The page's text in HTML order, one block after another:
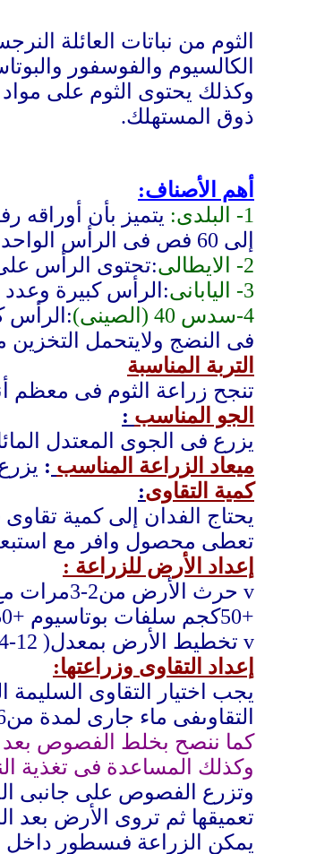
الثوم من نباتات العائلة
الكالسيوم والفوسفور
وكذلك يحتوى الثوم على
ذوق المستهلك.
أهم الأصناف:
1-
البلدى: يتميز بأن
إلى 60 فص فى الرأس الواحدة وهو مبكر فى النضج.
2-
الايطالى:تحتوى الرأس
3-
اليابانى:الرأس كبيرة
4-سدس 40 (
الصينى):الرأس
فى النضج ولايتحمل التخزين
التربة المناسبة
تنجح زراعة الثوم فى معظم
الجو المناسب :
يزرع فى الجوى المعتدل
ميعاد الزراعة المناسب :
كمية التقاوى:
يحتاج الفدان إلى كمية تقاوى قدرهامن300-350كجم من رؤوس الثوم ويجب أن يتم
تعطى محصول وافر مع
إعداد الأرض للزراعة :
v
+50كجم سلفات بوتاسيوم +50كجم سلفات نشادر
v تخطيط الأرض بمعدل( 12-14خط /قصبتين) (7م)
إعداد التقاوى وزراعتها:
يجب اختيار التقاوى
التقاوىفى ماء جارى لمدة من6-12ساعة قبل زراعتها مباشرة وذلك يفيد بالإسراع فى عملية الإنبات للفصوص
كما ننصح بخلط الفصوص بعد
وكذلك المساعدة فى تغذية
تعميقها ثم تروى الأرض بعد